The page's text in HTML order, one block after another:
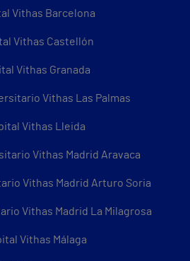
Vithas Barcelona
Vithas Castellón
Vithas Granada
Vithas Las Palmas
Vithas Lleida
Vithas Madrid Aravaca
Vithas Madrid Arturo Soria
Vithas Madrid La Milagrosa
Vithas Málaga